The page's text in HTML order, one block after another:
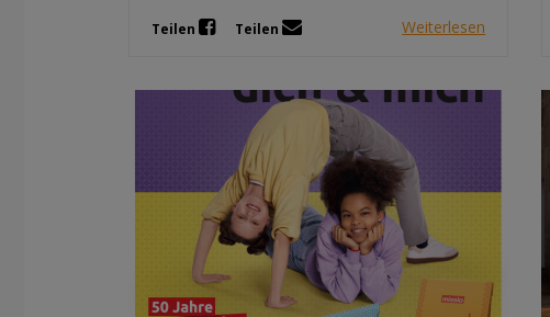
Teilen Teilen Weiterlesen